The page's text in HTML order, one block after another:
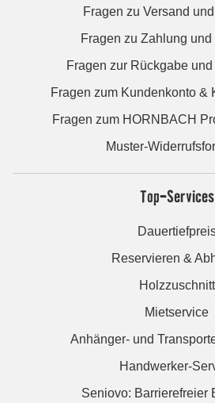
Fragen zu Versand
Fragen zu Zahlung
Fragen zur Rückgabe
Fragen zum Kundenkonto &
Fragen zum HORNBACH
Muster-
Top-Services
Reservieren &
Holzzuschnitt
Mietservice
Anhänger- und
Handwerker-
Seniovo: Barrierefreier